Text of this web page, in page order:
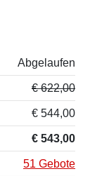
Abgelaufen
€ 622,00
€ 544,00
€ 543,00
51 Gebote